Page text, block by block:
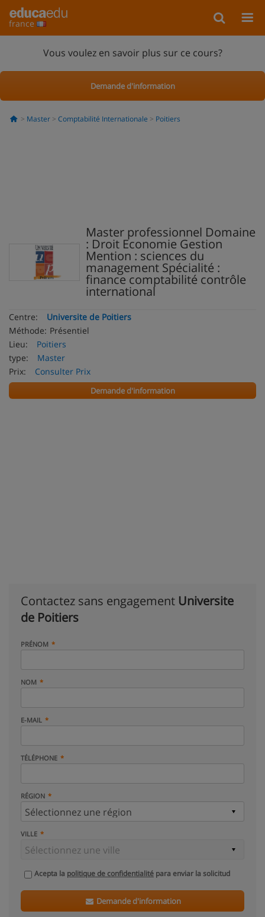
france
Vous voulez en savoir plus sur ce cours?
Demande d'information
Master Comptabilité Internationale Poitiers
Master professionnel Domaine
: Droit Economie Gestion
Mention : sciences du
management Spécialité :
finance comptabilité contrôle
international
Centre:
Universite de Poitiers
Méthode: Présentiel
Lieu:
Poitiers
type:
Master
Prix:
Consulter Prix
Demande d'information
Contactez sans engagement Universite
de Poitiers
PRÉNOM
NOM
E-MAIL
TÉLÉPHONE
RÉGION
VILLE
Acepta la politique de confidentialité para enviar la solicitud
Demande d'information